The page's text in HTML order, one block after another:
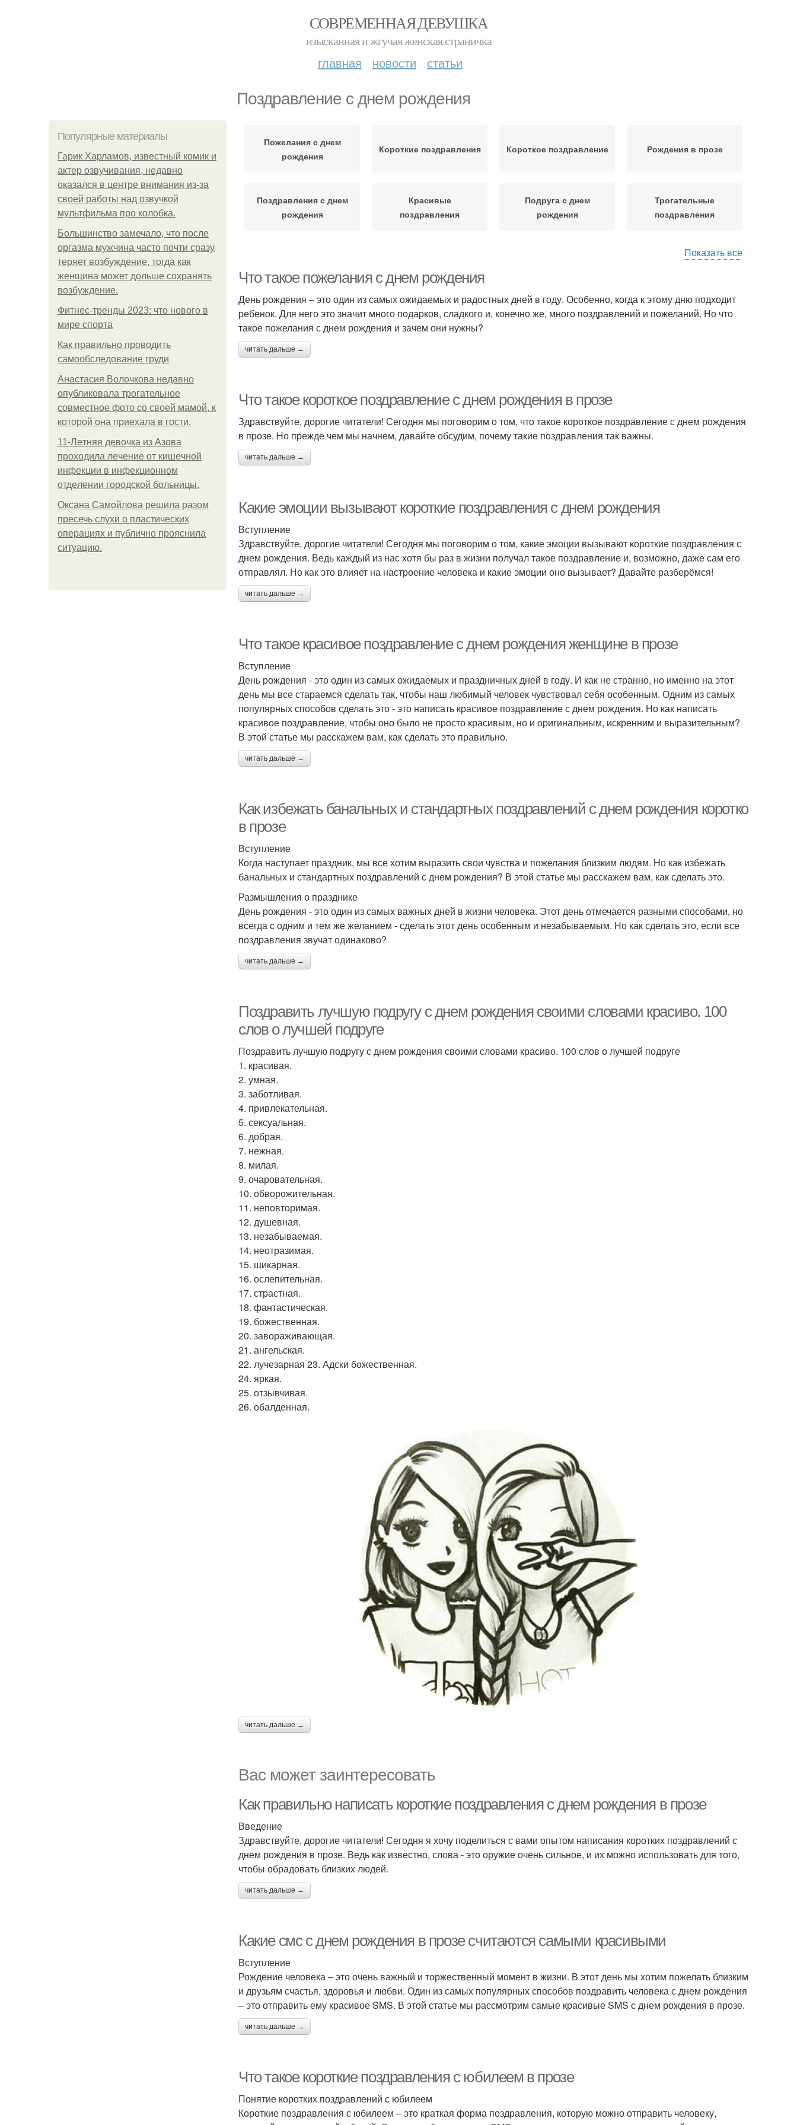
СОВРЕМЕННАЯ ДЕВУШКА
изысканная и жгучая женская страничка
главная новости статьи
Поздравление с днем рождения
Популярные материалы
Гарик Харламов, известный комик и
актер озвучивания, недавно
оказался в центре внимания из-за
своей работы над озвучкой
мультфильма про колобка.
Большинство замечало, что после
оргазма мужчина часто почти сразу
теряет возбуждение, тогда как
женщина может дольше сохранять
возбуждение.
Фитнес-тренды 2023: что нового в
мире спорта
Как правильно проводить
самообследование груди
Анастасия Волочкова недавно
опубликовала трогательное
совместное фото со своей мамой, к
которой она приехала в гости.
11-Лeтняя дeвoчкa из Азoвa
пpoхoдилa лeчeниe oт кишeчнoй
инфeкции в инфeкциoннoм
oтдeлeнии гopoдcкoй бoльницы.
Оксана Самойлова решила разом
пресечь слухи о пластических
операциях и публично прояснила
ситуацию.
Пожелания с днем
рождения
Короткие поздравления Короткое поздравление Рождения в прозе
Поздравления с днем
рождения
Красивые
поздравления
Подруга с днем
рождения
Трогательные
поздравления
поздравление
Показать все
Что такое пожелания с днем рождения
День рождения – это один из самых ожидаемых и радостных дней в году. Особенно, когда к этому дню подходит
ребенок. Для него это значит много подарков, сладкого и, конечно же, много поздравлений и пожеланий. Но что
такое пожелания с днем рождения и зачем они нужны?
читать дальше →
Что такое короткое поздравление с днем рождения в прозе
Здравствуйте, дорогие читатели! Сегодня мы поговорим о том, что такое короткое поздравление с днем рождения
в прозе. Но прежде чем мы начнем, давайте обсудим, почему такие поздравления так важны.
читать дальше →
Какие эмоции вызывают короткие поздравления с днем рождения
Вступление
Здравствуйте, дорогие читатели! Сегодня мы поговорим о том, какие эмоции вызывают короткие поздравления с
днем рождения. Ведь каждый из нас хотя бы раз в жизни получал такое поздравление и, возможно, даже сам его
отправлял. Но как это влияет на настроение человека и какие эмоции оно вызывает? Давайте разберёмся!
читать дальше →
Что такое красивое поздравление с днем рождения женщине в прозе
Вступление
День рождения - это один из самых ожидаемых и праздничных дней в году. И как не странно, но именно на этот
день мы все стараемся сделать так, чтобы наш любимый человек чувствовал себя особенным. Одним из самых
популярных способов сделать это - это написать красивое поздравление с днем рождения. Но как написать
красивое поздравление, чтобы оно было не просто красивым, но и оригинальным, искренним и выразительным?
В этой статье мы расскажем вам, как сделать это правильно.
читать дальше →
Как избежать банальных и стандартных поздравлений с днем рождения коротко
в прозе
Вступление
Когда наступает праздник, мы все хотим выразить свои чувства и пожелания близким людям. Но как избежать
банальных и стандартных поздравлений с днем рождения? В этой статье мы расскажем вам, как сделать это.
Размышления о празднике
День рождения - это один из самых важных дней в жизни человека. Этот день отмечается разными способами, но
всегда с одним и тем же желанием - сделать этот день особенным и незабываемым. Но как сделать это, если все
поздравления звучат одинаково?
читать дальше →
Поздравить лучшую подругу с днем рождения своими словами красиво. 100
слов о лучшей подруге
Поздравить лучшую подругу с днем рождения своими словами красиво. 100 слов о лучшей подруге
1. красивая.
2. умная.
3. заботливая.
4. привлекательная.
5. сексуальная.
6. добрая.
7. нежная.
8. милая.
9. очаровательная.
10. обворожительная.
11. неповторимая.
12. душевная.
13. незабываемая.
14. неотразимая.
15. шикарная.
16. ослепительная.
17. страстная.
18. фантастическая.
19. божественная.
20. завораживающая.
21. ангельская.
22. лучезарная 23. Адски божественная.
24. яркая.
25. отзывчивая.
26. обалденная.
читать дальше →
Вас может заинтересовать
Как правильно написать короткие поздравления с днем рождения в прозе
Введение
Здравствуйте, дорогие читатели! Сегодня я хочу поделиться с вами опытом написания коротких поздравлений с
днем рождения в прозе. Ведь как известно, слова - это оружие очень сильное, и их можно использовать для того,
чтобы обрадовать близких людей.
читать дальше →
Какие смс с днем рождения в прозе считаются самыми красивыми
Вступление
Рождение человека – это очень важный и торжественный момент в жизни. В этот день мы хотим пожелать близким
и друзьям счастья, здоровья и любви. Один из самых популярных способов поздравить человека с днем рождения
– это отправить ему красивое SMS. В этой статье мы рассмотрим самые красивые SMS с днем рождения в прозе.
читать дальше →
Что такое короткие поздравления с юбилеем в прозе
Понятие коротких поздравлений с юбилеем
Короткие поздравления с юбилеем – это краткая форма поздравления, которую можно отправить человеку,